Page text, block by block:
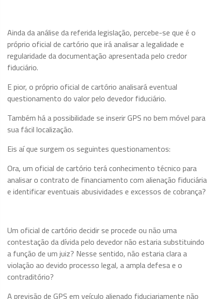
Ainda da análise da referida legislação, percebe-se que é o
próprio oficial de cartório que irá analisar a legalidade e
regularidade da documentação apresentada pelo credor
fiduciário.
E pior, o próprio oficial de cartório analisará eventual
questionamento do valor pelo devedor fiduciário.
Também há a possibilidade se inserir GPS no bem móvel para
sua fácil localização.
Eis aí que surgem os seguintes questionamentos:
Ora, um oficial de cartório terá conhecimento técnico para
analisar o contrato de financiamento com alienação fiduciária
e identificar eventuais abusividades e excessos de cobrança?
Um oficial de cartório decidir se procede ou não uma
contestação da dívida pelo devedor não estaria substituindo
a função de um juiz? Nesse sentido, não estaria clara a
violação ao devido processo legal, a ampla defesa e o
contraditório?
A previsão de GPS em veículo alienado fiduciariamente não